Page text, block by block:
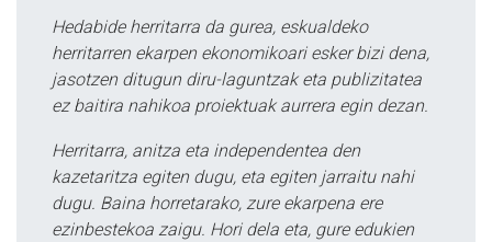
Hedabide herritarra da gurea, eskualdeko
herritarren ekarpen ekonomikoari esker bizi dena,
jasotzen ditugun diru-laguntzak eta publizitatea
ez baitira nahikoa proiektuak aurrera egin dezan.
Herritarra, anitza eta independentea den
kazetaritza egiten dugu, eta egiten jarraitu nahi
dugu. Baina horretarako, zure ekarpena ere
ezinbestekoa zaigu. Hori dela eta, gure edukien